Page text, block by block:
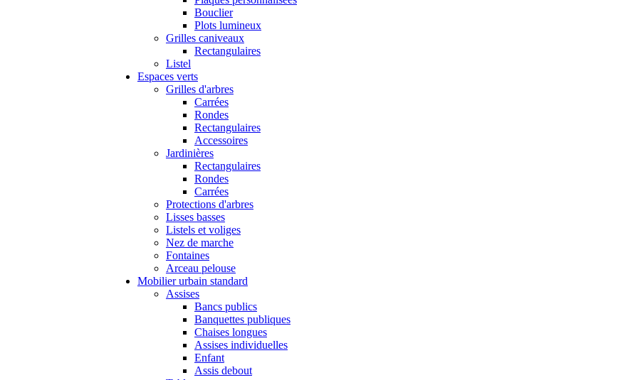
Bouclier
Plots lumineux
Grilles caniveaux
Rectangulaires
Listel
Espaces verts
Grilles d'arbres
Carrées
Rondes
Rectangulaires
Accessoires
Jardinières
Rectangulaires
Rondes
Carrées
Protections d'arbres
Lisses basses
Listels et voliges
Nez de marche
Fontaines
Arceau pelouse
Mobilier urbain standard
Assises
Bancs publics
Banquettes publiques
Chaises longues
Assises individuelles
Enfant
Assis debout